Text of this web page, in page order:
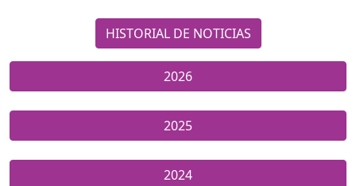
HISTORIAL DE NOTICIAS
2026
2025
2024